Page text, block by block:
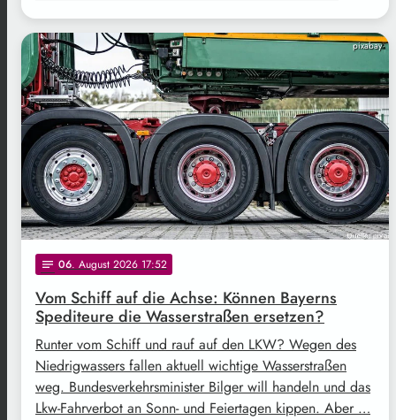
pixabay
notes 06. August 2026 17:52
Vom Schiff auf die Achse: Können Bayerns
Spediteure die Wasserstraßen ersetzen?
Runter vom Schiff und rauf auf den LKW? Wegen des
Niedrigwassers fallen aktuell wichtige Wasserstraßen
weg. Bundesverkehrsminister Bilger will handeln und das
Lkw-Fahrverbot an Sonn- und Feiertagen kippen. Aber …